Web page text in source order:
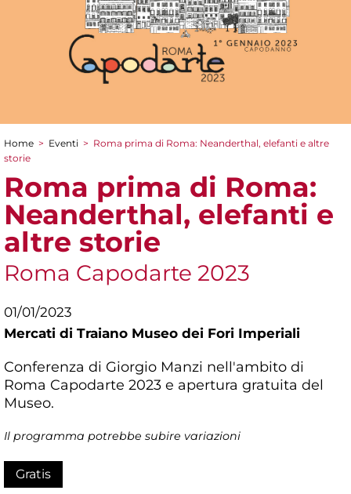
Tu sei qui
Home > Eventi > Roma prima di Roma: Neanderthal, elefanti e altre
storie
Roma prima di Roma:
Neanderthal, elefanti e
altre storie
Roma Capodarte 2023
01/01/2023
Mercati di Traiano Museo dei Fori Imperiali
Conferenza di Giorgio Manzi nell'ambito di
Roma Capodarte 2023 e apertura gratuita del
Museo.
Il programma potrebbe subire variazioni
Gratis